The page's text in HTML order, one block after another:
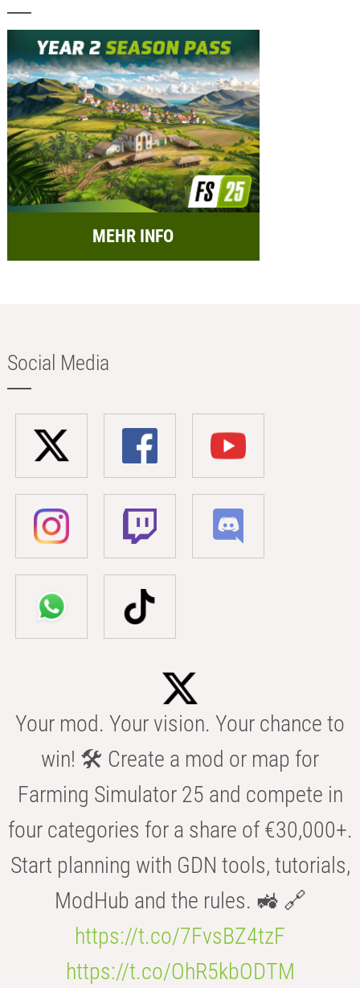
MEHR INFO
Social Media
Your mod. Your vision. Your chance to
win! 🛠️ Create a mod or map for
Farming Simulator 25 and compete in
four categories for a share of €30,000+.
Start planning with GDN tools, tutorials,
ModHub and the rules. 🚜 🔗
https://t.co/7FvsBZ4tzF
https://t.co/OhR5kbODTM